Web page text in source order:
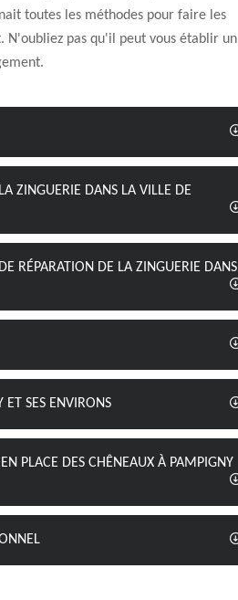
toutes les méthodes pour faire les
N'oubliez pas qu'il peut vous établir un
ZINGUERIE DANS LA VILLE DE
RÉPARATION DE LA ZINGUERIE DANS
ET SES ENVIRONS
PLACE DES CHÊNEAUX À PAMPIGNY